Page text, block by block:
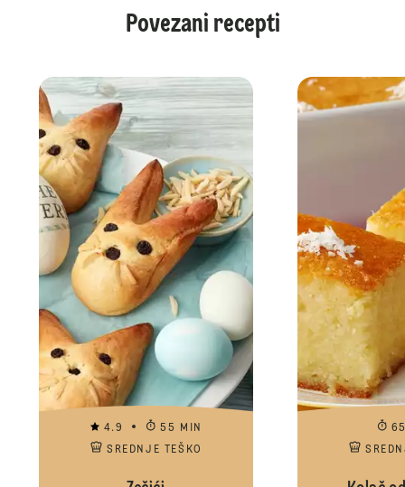
Povezani recepti
4.9
55 MIN
SREDNJE TEŠKO